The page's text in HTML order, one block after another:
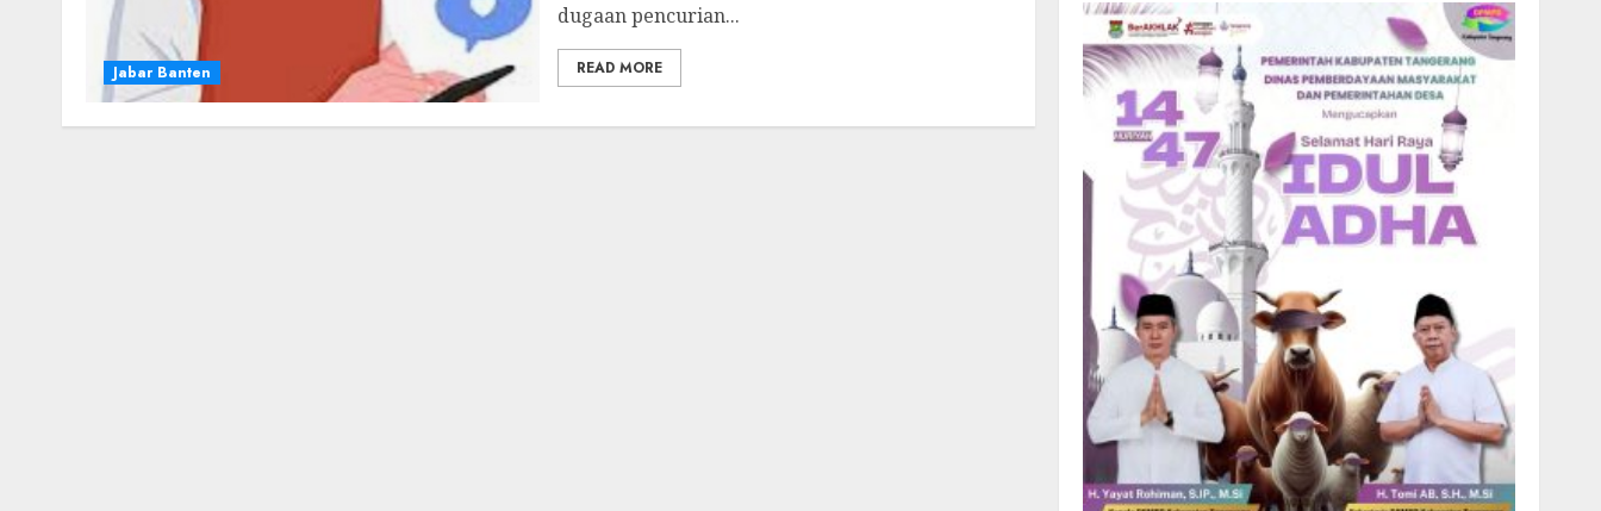
Jabar Banten
dugaan pencurian...
READ MORE